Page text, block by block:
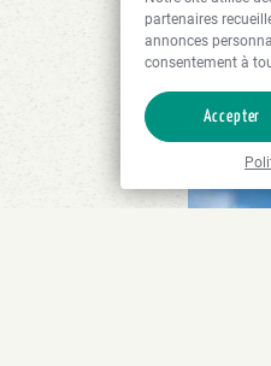
partenaires
annonces
consentement à
Accepter